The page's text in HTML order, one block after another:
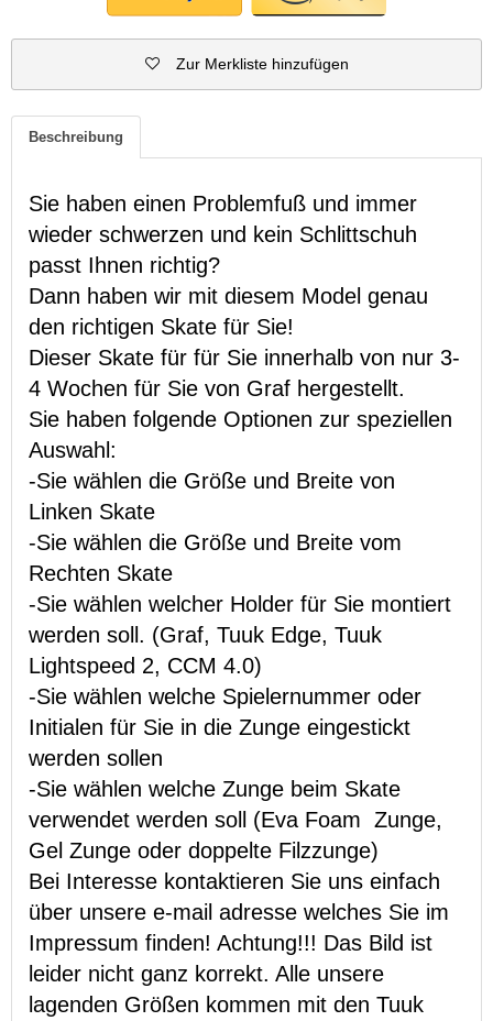
Zur Merkliste hinzufügen
Beschreibung
Sie haben einen Problemfuß und immer
wieder schwerzen und kein Schlittschuh
passt Ihnen richtig?
Dann haben wir mit diesem Model genau
den richtigen Skate für Sie!
Dieser Skate für für Sie innerhalb von nur 3-
4 Wochen für Sie von Graf hergestellt.
Sie haben folgende Optionen zur speziellen
Auswahl:
-Sie wählen die Größe und Breite von
Linken Skate
-Sie wählen die Größe und Breite vom
Rechten Skate
-Sie wählen welcher Holder für Sie montiert
werden soll. (Graf, Tuuk Edge, Tuuk
Lightspeed 2, CCM 4.0)
-Sie wählen welche Spielernummer oder
Initialen für Sie in die Zunge eingestickt
werden sollen
-Sie wählen welche Zunge beim Skate
verwendet werden soll (Eva Foam Zunge,
Gel Zunge oder doppelte Filzzunge)
Bei Interesse kontaktieren Sie uns einfach
über unsere e-mail adresse welches Sie im
Impressum finden! Achtung!!! Das Bild ist
leider nicht ganz korrekt. Alle unsere
lagenden Größen kommen mit den Tuuk